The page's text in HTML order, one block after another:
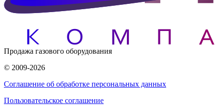
Продажа газового оборудования
© 2009-2026
Соглашение об обработке персональных данных
Пользовательское соглашение